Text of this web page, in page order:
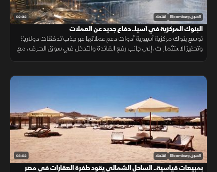
02:32 الشرق Bloomberg اقتصاد
البنوك المركزية في آسيا.. دفاع جديد عن العملات
توسع بنوك مركزية آسيوية أدوات دعم عملاتها عبر جذب تدفقات دولارية
وتحفيز الاستثمارات، إلى جانب رفع الفائدة والتدخل في سوق الصرف، مع
03:02 الشرق Bloomberg اقتصاد
بمبيعات قياسية.. الساحل الشمالي يقود طفرة العقارات في مصر